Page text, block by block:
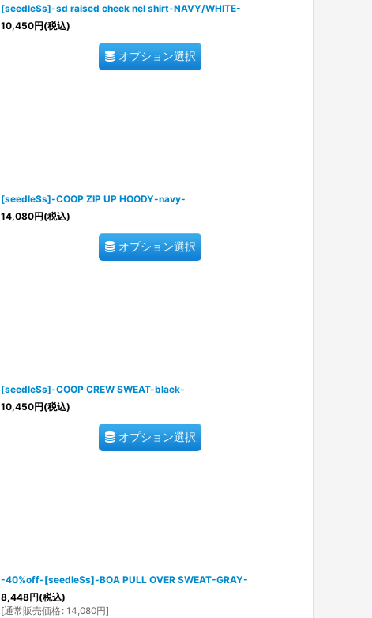
[seedleSs]-sd raised check nel shirt-NAVY/WHITE-
10,450円(税込)
オプション選択
[seedleSs]-COOP ZIP UP HOODY-navy-
14,080円(税込)
オプション選択
[seedleSs]-COOP CREW SWEAT-black-
10,450円(税込)
オプション選択
-40%off-[seedleSs]-BOA PULL OVER SWEAT-GRAY-
8,448円(税込)
[通常販売価格: 14,080円]